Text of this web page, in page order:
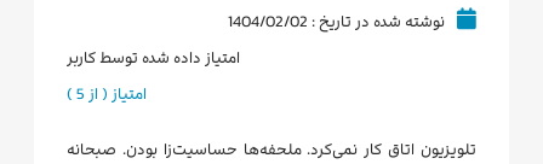
نوشته شده در تاریخ : 1404/02/02
امتیاز داده شده توسط کاربر
امتیاز ( از 5 )
تلویزیون اتاق کار نمی‌کرد. ملحفه‌ها حساسیت‌زا بودن. صبحانه